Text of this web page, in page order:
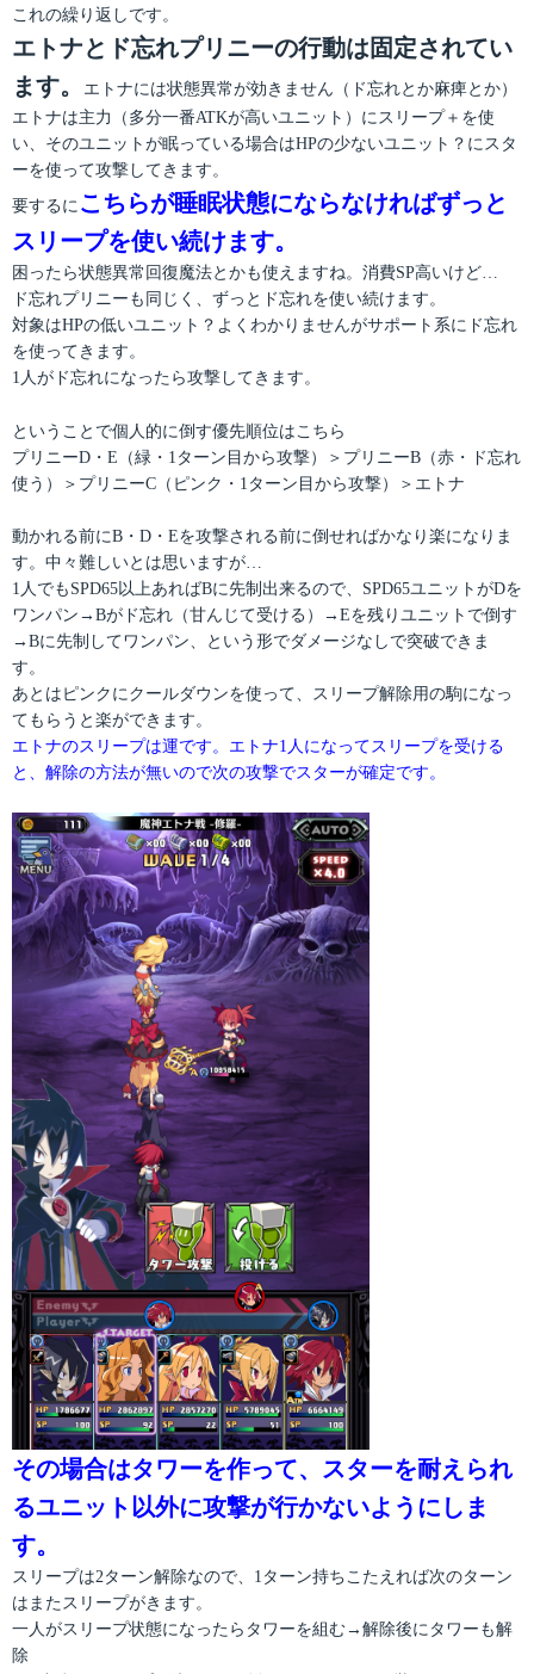
これの繰り返しです。
エトナとド忘れプリニーの行動は固定されてい
ます。
エトナには状態異常が効きません（ド忘れとか麻痺とか）
エトナは主力（多分一番ATKが高いユニット）にスリープ＋を使
い、そのユニットが眠っている場合はHPの少ないユニット？にスタ
ーを使って攻撃してきます。
要するに こちらが睡眠状態にならなければずっと
スリープを使い続けます。
困ったら状態異常回復魔法とかも使えますね。消費SP高いけど…
ド忘れプリニーも同じく、ずっとド忘れを使い続けます。
対象はHPの低いユニット？よくわかりませんがサポート系にド忘れ
を使ってきます。
1人がド忘れになったら攻撃してきます。
ということで個人的に倒す優先順位はこちら
プリニーD・E（緑・1ターン目から攻撃）＞プリニーB（赤・ド忘れ
使う）＞プリニーC（ピンク・1ターン目から攻撃）＞エトナ
動かれる前にB・D・Eを攻撃される前に倒せればかなり楽になりま
す。中々難しいとは思いますが…
1人でもSPD65以上あればBに先制出来るので、SPD65ユニットがDを
ワンパン→Bがド忘れ（甘んじて受ける）→Eを残りユニットで倒す
→Bに先制してワンパン、という形でダメージなしで突破できま
す。
あとはピンクにクールダウンを使って、スリープ解除用の駒になっ
てもらうと楽ができます。
エトナのスリープは運です。エトナ1人になってスリープを受ける
と、解除の方法が無いので次の攻撃でスターが確定です。
その場合はタワーを作って、スターを耐えられ
るユニット以外に攻撃が行かないようにしま
す。
スリープは2ターン解除なので、1ターン持ちこたえれば次のターン
はまたスリープがきます。
一人がスリープ状態になったらタワーを組む→解除後にタワーも解
除